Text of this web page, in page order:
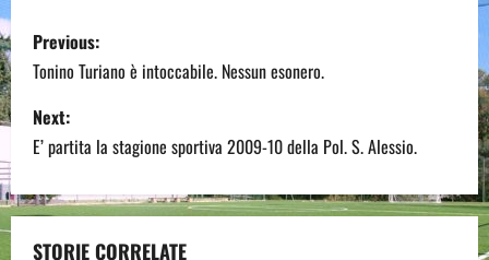
P
o
s
t
n
Previous:
Tonino Turiano è intoccabile. Nessun esonero.
Next:
E’ partita la stagione sportiva 2009-10 della Pol. S. Alessio.
STORIE CORRELATE